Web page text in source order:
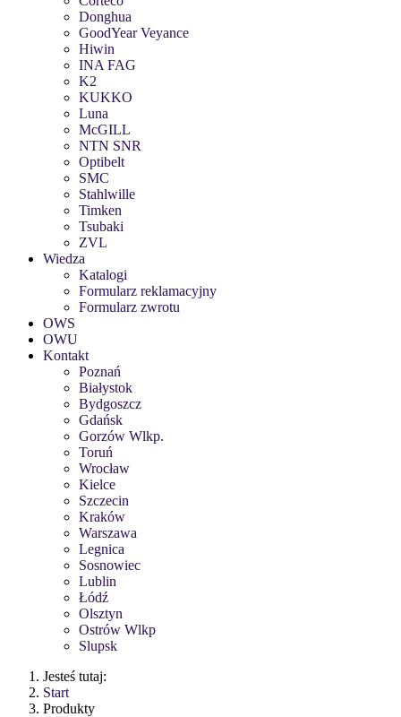
Donghua
GoodYear Veyance
Hiwin
INA FAG
K2
KUKKO
Luna
McGILL
NTN SNR
Optibelt
SMC
Stahlwille
Timken
Tsubaki
ZVL
Wiedza
Katalogi
Formularz reklamacyjny
Formularz zwrotu
OWS
OWU
Kontakt
Poznań
Białystok
Bydgoszcz
Gdańsk
Gorzów Wlkp.
Toruń
Wrocław
Kielce
Szczecin
Kraków
Warszawa
Legnica
Sosnowiec
Lublin
Łódź
Olsztyn
Ostrów Wlkp
Slupsk
Jesteś tutaj:
Start
Produkty